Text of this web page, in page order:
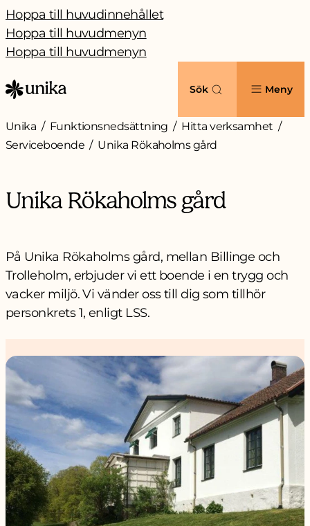
Hoppa till huvudinnehållet
Hoppa till huvudmenyn
Hoppa till huvudmenyn
Sök Meny
Unika Funktionsnedsättning
Hitta verksamhet
Serviceboende
Unika Rökaholms gård
Unika Rökaholms gård
På Unika Rökaholms gård, mellan Billinge och
Trolleholm, erbjuder vi ett boende i en trygg och
vacker miljö. Vi vänder oss till dig som tillhör
personkrets 1, enligt LSS.